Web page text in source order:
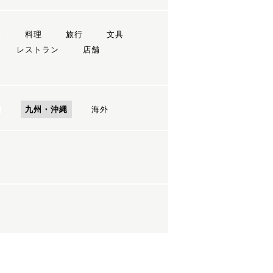
料理 旅行
文具
レストラン
店舗
九州・沖縄 海外